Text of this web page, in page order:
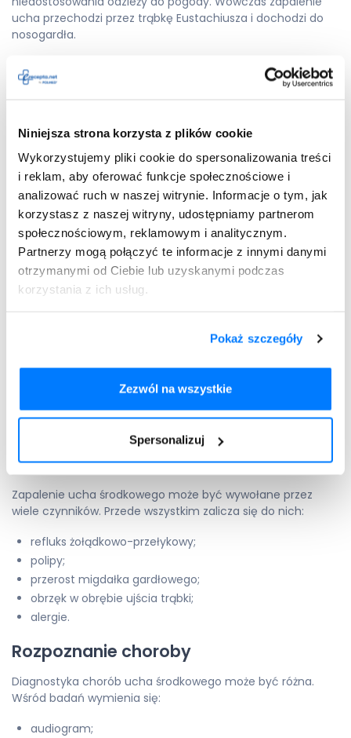
Niniejsza strona korzysta z plików cookie
Wykorzystujemy pliki cookie do spersonalizowania treści
i reklam, aby oferować funkcje społecznościowe i
analizować ruch w naszej witrynie. Informacje o tym, jak
korzystasz z naszej witryny, udostępniamy partnerom
społecznościowym, reklamowym i analitycznym.
Partnerzy mogą połączyć te informacje z innymi danymi
otrzymanymi od Ciebie lub uzyskanymi podczas
korzystania z ich usług.
Pokaż szczegóły
Zezwól na wszystkie
Spersonalizuj
ucha przechodzi przez trąbkę Eustachiusza i dochodzi do
nosogardła.
Zapaleniu ucha środkowego towarzyszy ostry ból. W
przypadku zapalenia ucha środkowego w jamie bębenkowej
nosa i gardła dolnego. Jeżeli choroba powraca kilka razy w
środkowego.
Objawy zapalenia ucha środkowego
Gdy zapalenie rozwija się w uchu środkowym, to możemy
mówić o takich objawach jak:
gorączka;
pogorszenie słuchu;
ogólne złe samopoczucie;
Przyczyny zapalenia w uchu
środkowym
Zapalenie ucha środkowego może być wywołane przez
wiele czynników. Przede wszystkim zalicza się do nich:
refluks żołądkowo-przełykowy;
polipy;
przerost migdałka gardłowego;
obrzęk w obrębie ujścia trąbki;
alergie.
Rozpoznanie choroby
Diagnostyka chorób ucha środkowego może być różna.
Wśród badań wymienia się:
audiogram;